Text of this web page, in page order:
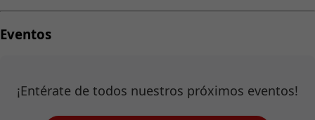
Eventos
¡Entérate de todos nuestros próximos eventos!